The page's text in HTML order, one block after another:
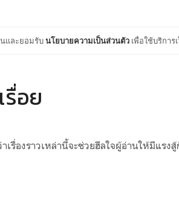
นและยอมรับนโยบายความเป็นส่วนตัว เพื่อใช้บริการ
รื่อย
เรื่องราวเหล่านี้จะช่วยฮีลใจผู้อ่านให้มีแร